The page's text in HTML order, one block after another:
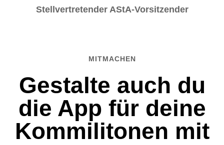
Stellvertretender AStA-Vorsitzender
MITMACHEN
Gestalte auch du
die App für deine
Kommili­tonen mit